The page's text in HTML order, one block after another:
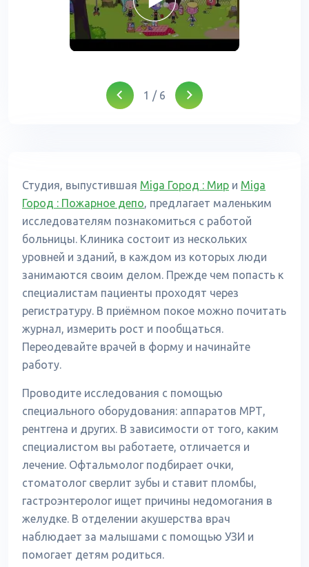
1 / 6
Студия, выпустившая Miga Город : Мир и Miga
Город : Пожарное депо, предлагает маленьким
исследователям познакомиться с работой
больницы. Клиника состоит из нескольких
уровней и зданий, в каждом из которых люди
занимаются своим делом. Прежде чем попасть к
специалистам пациенты проходят через
регистратуру. В приёмном покое можно почитать
журнал, измерить рост и пообщаться.
Переодевайте врачей в форму и начинайте
работу.
Проводите исследования с помощью
специального оборудования: аппаратов МРТ,
рентгена и других. В зависимости от того, каким
специалистом вы работаете, отличается и
лечение. Офтальмолог подбирает очки,
стоматолог сверлит зубы и ставит пломбы,
гастроэнтеролог ищет причины недомогания в
желудке. В отделении акушерства врач
наблюдает за малышами с помощью УЗИ и
помогает детям родиться.